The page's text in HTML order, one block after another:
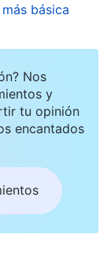
básica
Nos
y
tu opinión
encantados